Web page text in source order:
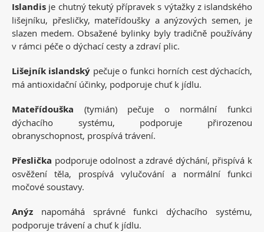
Islandis je chutný tekutý přípravek s výtažky z islandského
lišejníku, přesličky, mateřídoušky a anýzových semen, je
slazen medem. Obsažené bylinky byly tradičně používány
v rámci péče o dýchací cesty a zdraví plic.
Lišejník islandský pečuje o funkci horních cest dýchacích,
má antioxidační účinky, podporuje chuť k jídlu.
Mateřídouška (tymián) pečuje o normální funkci
dýchacího systému, podporuje přirozenou
obranyschopnost, prospívá trávení.
Přeslička podporuje odolnost a zdravé dýchání, přispívá k
osvěžení těla, prospívá vylučování a normální funkci
močové soustavy.
Anýz napomáhá správné funkci dýchacího systému,
podporuje trávení a chuť k jídlu.